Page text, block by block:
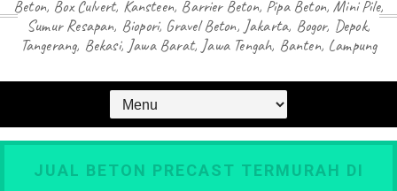
Beton, Box Culvert, Kansteen, Barrier Beton, Pipa Beton, Mini Pile,
Sumur Resapan, Biopori, Gravel Beton, Jakarta, Bogor, Depok,
Tangerang, Bekasi, Jawa Barat, Jawa Tengah, Banten, Lampung
JUAL BETON PRECAST TERMURAH DI